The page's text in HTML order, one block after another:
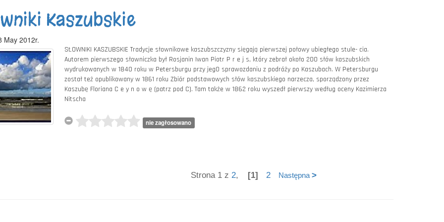
-
w
się nią
brutką
pod
Kaszubskie
May 2012r.
SŁOWNIKI KASZUBSKIE Tradycje słownikowe kaszubszczyzny sięgają pierwszej połowy ubiegłego stule- cia.
Autorem pierwszego słowniczka był Rosjanin Iwan Piotr P r e j s, który zebrał około 200 słów kaszubskich
wydrukowanych w 1840 roku w Petersburgu przy jeg0 sprawozdaniu z podróży po Kaszubach. W Petersburgu
został też opublikowany w 1861 roku Zbiór podstawowych słów kaszubskiego narzecza, sporządzony przez
Kaszubę Floriana C e y n o w ę (patrz pod C). Tam także w 1862 roku wyszedł pierwszy według oceny Kazimierza
Nitscha
nie zagłosowano
Strona 1 z 2, [1] 2 Następna >